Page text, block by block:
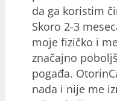
da ga koristim
Skoro 2-3
moje fizičko i
značajno
pogađa.
nada i nije me